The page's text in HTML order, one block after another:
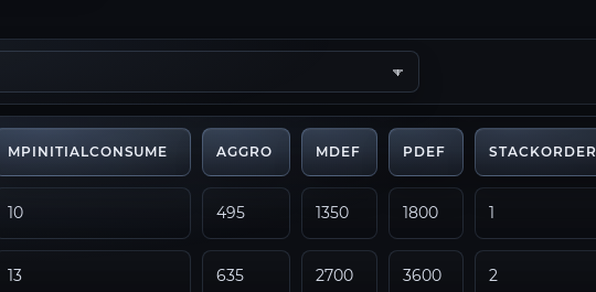
MPINITIALCONSUME AGGRO MDEF PDEF STACKORDER
10 495 1350 1800 1
13 635 2700 3600 2